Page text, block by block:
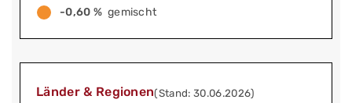
-0,60 % gemischt
Länder & Regionen(Stand: 30.06.2026)